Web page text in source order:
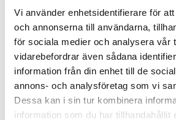
Vi använder enhetsidentifierare för
och annonserna till användarna,
för sociala medier och analysera vår
vidarebefordrar även sådana
information från din enhet till de
annons- och analysföretag som vi
Dessa kan i sin tur kombinera
information som du har tillhandahållit
Omdömen
Du